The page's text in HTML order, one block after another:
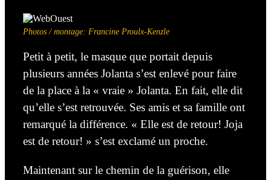
Photos / montage: Francine Proulx-Kenzle
Petit à petit, le masque que portait depuis
plusieurs années Jolanta s’est enlevé pour faire
de la place à la « vraie » Jolanta. En fait, elle dit
qu’elle s’est retrouvée. Ses amis et sa famille ont
remarqué la différence. « Elle est de retour! Joja
est de retour! » s’est exclamé un proche.
Maintenant sur le chemin de la guérison, elle